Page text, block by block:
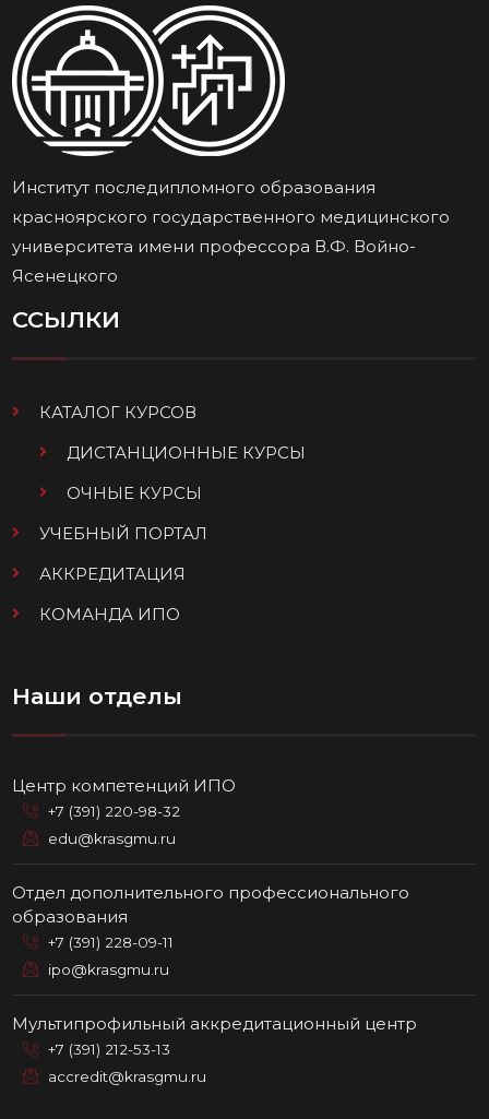
Институт последипломного образования
красноярского государственного медицинского
университета имени профессора В.Ф. Войно-
Ясенецкого
ССЫЛКИ
КАТАЛОГ КУРСОВ
ДИСТАНЦИОННЫЕ КУРСЫ
ОЧНЫЕ КУРСЫ
УЧЕБНЫЙ ПОРТАЛ
АККРЕДИТАЦИЯ
КОМАНДА ИПО
Наши отделы
Центр компетенций ИПО
+7 (391) 220-98-32
edu@krasgmu.ru
Отдел дополнительного профессионального
образования
+7 (391) 228-09-11
ipo@krasgmu.ru
Мультипрофильный аккредитационный центр
+7 (391) 212-53-13
accredit@krasgmu.ru